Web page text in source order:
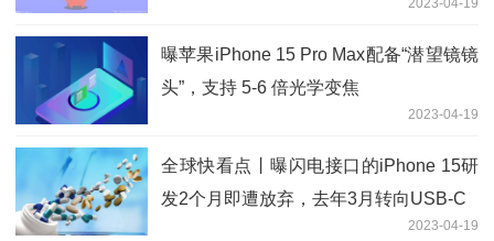
曝苹果iPhone 15 Pro Max配备“潜望镜镜
头”，支持 5-6 倍光学变焦
2023-04-19
全球快看点丨曝闪电接口的iPhone 15研
发2个月即遭放弃，去年3月转向USB-C
2023-04-19